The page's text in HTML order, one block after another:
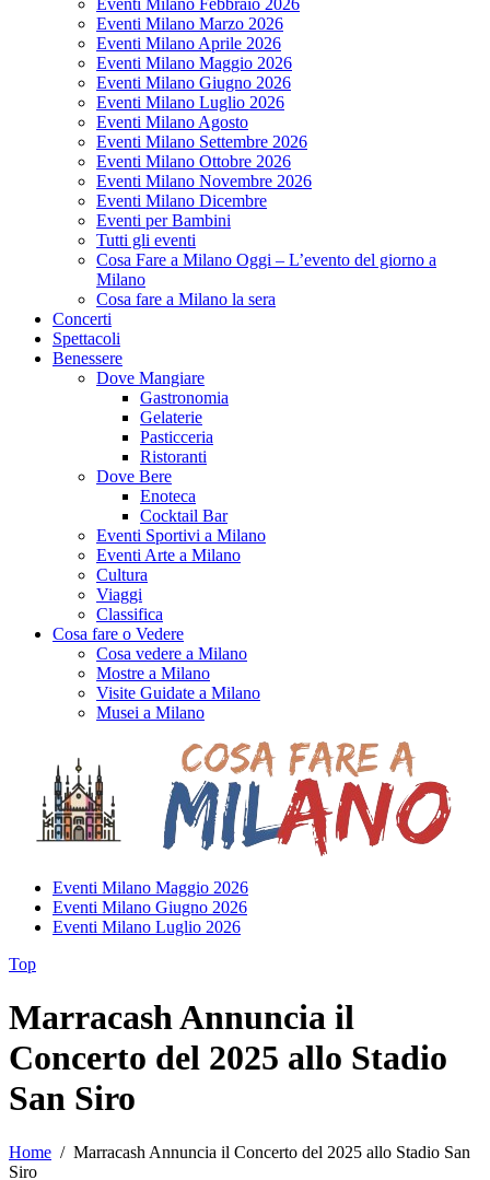
Eventi Milano Febbraio 2026
Eventi Milano Marzo 2026
Eventi Milano Aprile 2026
Eventi Milano Maggio 2026
Eventi Milano Giugno 2026
Eventi Milano Luglio 2026
Eventi Milano Agosto
Eventi Milano Settembre 2026
Eventi Milano Ottobre 2026
Eventi Milano Novembre 2026
Eventi Milano Dicembre
Eventi per Bambini
Tutti gli eventi
Cosa Fare a Milano Oggi – L’evento del giorno a
Milano
Cosa fare a Milano la sera
Concerti
Spettacoli
Benessere
Dove Mangiare
Gastronomia
Gelaterie
Pasticceria
Ristoranti
Dove Bere
Enoteca
Cocktail Bar
Eventi Sportivi a Milano
Eventi Arte a Milano
Cultura
Viaggi
Classifica
Cosa fare o Vedere
Cosa vedere a Milano
Mostre a Milano
Visite Guidate a Milano
Musei a Milano
Eventi Milano Maggio 2026
Eventi Milano Giugno 2026
Eventi Milano Luglio 2026
Top
Marracash Annuncia il
Concerto del 2025 allo Stadio
San Siro
Home / Marracash Annuncia il Concerto del 2025 allo Stadio San
Siro